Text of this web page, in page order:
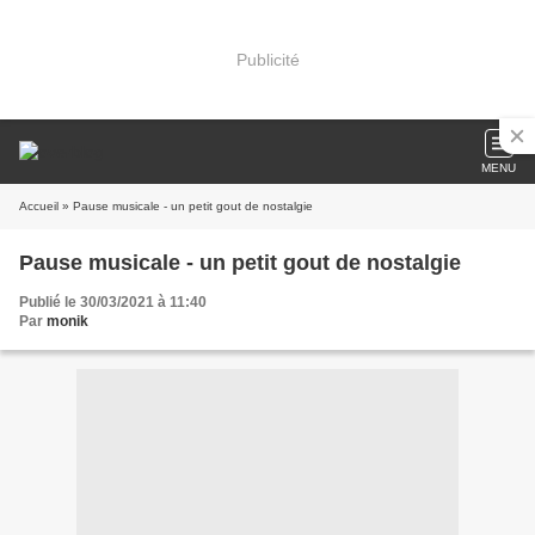
Publicité
MENU
Accueil » Pause musicale - un petit gout de nostalgie
Pause musicale - un petit gout de nostalgie
Publié le 30/03/2021 à 11:40
Par monik